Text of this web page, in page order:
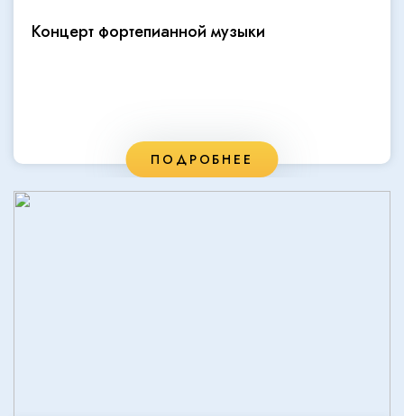
Концерт фортепианной музыки
ПОДРОБНЕЕ